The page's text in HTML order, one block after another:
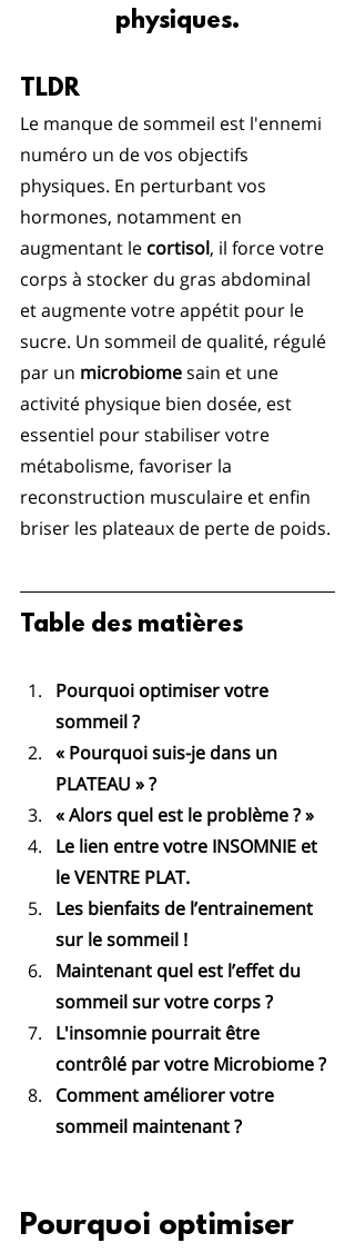
physiques.
TLDR
Le manque de sommeil est l'ennemi
numéro un de vos objectifs
physiques. En perturbant vos
hormones, notamment en
augmentant le cortisol, il force votre
corps à stocker du gras abdominal
et augmente votre appétit pour le
sucre. Un sommeil de qualité, régulé
par un microbiome sain et une
activité physique bien dosée, est
essentiel pour stabiliser votre
métabolisme, favoriser la
reconstruction musculaire et enfin
briser les plateaux de perte de poids.
Table des matières
Pourquoi optimiser votre
sommeil ?
« Pourquoi suis-je dans un
PLATEAU » ?
« Alors quel est le problème ? »
Le lien entre votre INSOMNIE et
le VENTRE PLAT.
Les bienfaits de l’entrainement
sur le sommeil !
Maintenant quel est l’effet du
sommeil sur votre corps ?
L'insomnie pourrait être
contrôlé par votre Microbiome ?
Comment améliorer votre
sommeil maintenant ?
Pourquoi optimiser